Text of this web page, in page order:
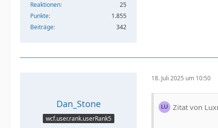
Reaktionen
25
Punkte
1.855
Beiträge
342
Dan_Stone
wcf.user.rank.userRank5
18. Juli 2025 um 10:50
Zitat von